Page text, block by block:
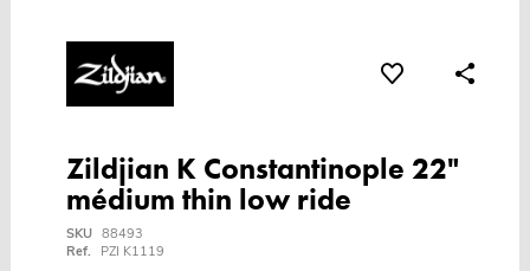
Zildjian K Constantinople 22"
médium thin low ride
SKU 88493
Ref.
PZI K1119